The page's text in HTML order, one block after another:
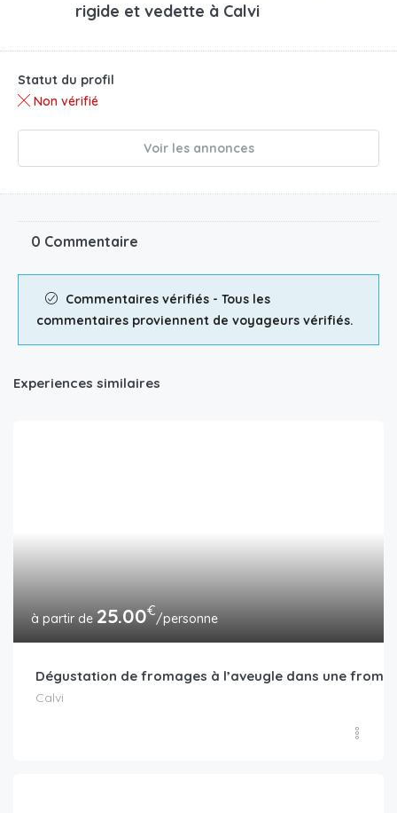
rigide et vedette à Calvi
Statut du profil
Non vérifié
Voir les annonces
0 Commentaire
Commentaires vérifiés - Tous les
commentaires proviennent de voyageurs vérifiés.
Experiences similaires
25.00€/personne
Dégustation de fromages à l’aveugle dans une
Calvi